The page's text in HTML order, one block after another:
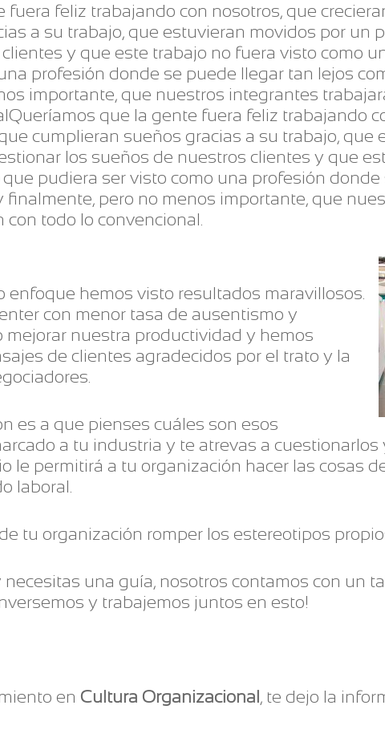
fuera feliz trabajando con nosotros, que
a su trabajo, que estuvieran movidos por un
y que este trabajo no fuera visto como
profesión donde se puede llegar tan lejos
importante, que nuestros integrantes
que la gente fuera feliz trabajando
cumplieran sueños gracias a su trabajo, que
los sueños de nuestros clientes y que
que pudiera ser visto como una profesión
finalmente, pero no menos importante, que
todo lo convencional.
enfoque hemos visto resultados maravillosos.
con menor tasa de ausentismo y
mejorar nuestra productividad y hemos
de clientes agradecidos por el trato y la
es a que pienses cuáles son esos
a tu industria y te atrevas a
le permitirá a tu organización hacer las cosas
laboral.
tu organización romper los estereotipos
necesitas una guía, nosotros contamos con un
y trabajemos juntos en esto!
en Cultura Organizacional, te dejo la